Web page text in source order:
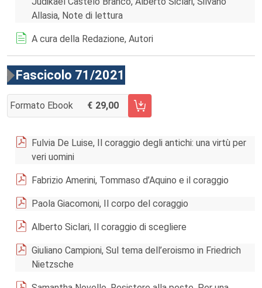
Allasia, Note di lettura
A cura della Redazione, Autori
Fascicolo 71/2021
Formato Ebook 29,00
AGGIUNGI AL CARRELLO FASCICOLO 71/2021
Fulvia De Luise, Il coraggio degli antichi: una virtù per
veri uomini
Fabrizio Amerini, Tommaso d’Aquino e il coraggio
Paola Giacomoni, Il corpo del coraggio
Alberto Siclari, Il coraggio di scegliere
Giuliano Campioni, Sul tema dell’eroismo in Friedrich
Nietzsche